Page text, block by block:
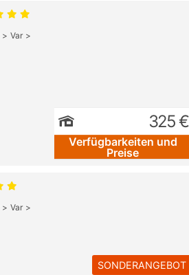
Var
325 €
Verfügbarkeiten und
Preise
Var
SONDERANGEBOT